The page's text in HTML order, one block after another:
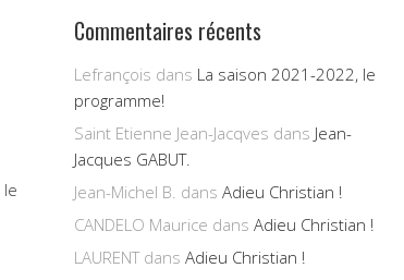
Commentaires récents
Lefrançois dans La saison 2021-2022, le
programme!
Saint Etienne Jean-Jacqves dans Jean-
Jacques GABUT.
Jean-Michel B. dans Adieu Christian !
CANDELO Maurice dans Adieu Christian !
LAURENTdans Adieu Christian !